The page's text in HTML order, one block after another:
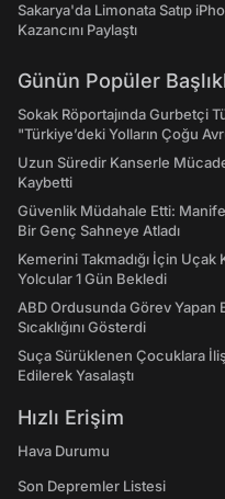
Sakarya'da Limonata Satıp
Kazancını Paylaştı
Günün Popüler
Sokak Röportajında Gurbetçi
"Türkiye’deki Yolların Çoğu
Uzun Süredir Kanserle
Kaybetti
Güvenlik Müdahale Etti:
Bir Genç Sahneye Atladı
Kemerini Takmadığı İçin
Yolcular 1 Gün Bekledi
ABD Ordusunda Görev Yapan
Sıcaklığını Gösterdi
Suça Sürüklenen Çocuklara
Edilerek Yasalaştı
Hızlı Erişim
Hava Durumu
Son Depremler Listesi